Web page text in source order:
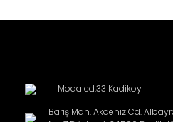
Moda cd.33 Kadikoy
Barış Mah. Akdeniz Cd.